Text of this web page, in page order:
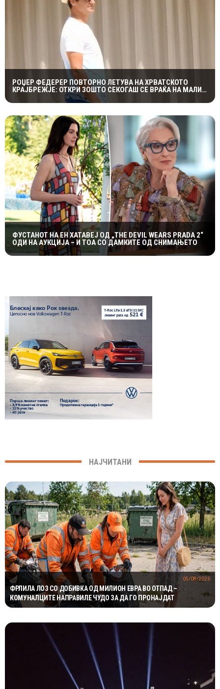
РОЏЕР ФЕДЕРЕР ПОВТОРНО ЛЕТУВА НА ХРВАТСКОТО
КРАЈБРЕЖЈЕ: ОТКРИ ЗОШТО СЕКОГАШ СЕ ВРАЌА НА МАЛИ
ФУСТАНОТ НА ЕН ХАТАВЕЈ ОД „THE DEVIL WEARS PRADA 2“
ОДИ НА АУКЦИЈА – И ТОА СО ДАМКИТЕ ОД СНИМАЊЕТО
НАЈЧИТАНИ
ФРЛИЛА ЛОЗ СО ДОБИВКА ОД МИЛИОН ЕВРА ВО ОТПАД –
КОМУНАЛЦИТЕ НАПРАВИЛЕ ЧУДО ЗА ДА ГО ПРОНАЈДАТ
05/08/2026